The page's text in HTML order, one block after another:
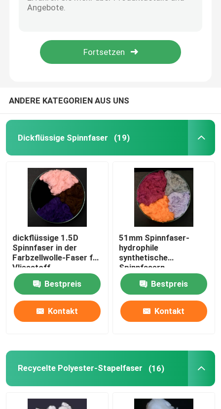
Akustik aus Polyesterfaser
Flammhemmender Polyester
Hohle konjugierte Polyester-Spinnfaser
Jungfrau-Polyester-Spinnfaser
Polymilchsäure-Faser
Faser mit niedrigem Schmelzpunkt
nicht gesponnenes Polypropylengewebe
Mikrofaser-Reinigungstuch
Nichtgewebtes Putztuch
ANDERE KATEGORIEN AUS UNS
Dickflüssige Spinnfaser (19)
dickflüssige 1.5D
Spinnfaser in der
Farbzellwolle-Faser für
Vliesstoff
Bestpreis
Kontakt
51mm Spinnfaser-
hydrophile
synthetische
Spinnfasern
Bestpreis
Kontakt
Recycelte Polyester-Stapelfaser (16)